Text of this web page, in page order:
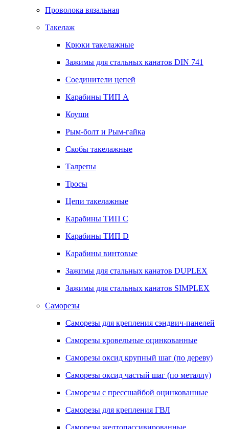
Проволока вязальная
Такелаж
Крюки такелажные
Зажимы для стальных канатов DIN 741
Соединители цепей
Карабины ТИП А
Коуши
Рым-болт и Рым-гайка
Скобы такелажные
Талрепы
Тросы
Цепи такелажные
Карабины ТИП C
Карабины ТИП D
Карабины винтовые
Зажимы для стальных канатов DUPLEX
Зажимы для стальных канатов SIMPLEX
Саморезы
Саморезы для крепления сэндвич-панелей
Саморезы кровельные оцинкованные
Саморезы оксид крупный шаг (по дереву)
Саморезы оксид частый шаг (по металлу)
Саморезы с прессшайбой оцинкованные
Саморезы для крепления ГВЛ
Саморезы желтопассивированные